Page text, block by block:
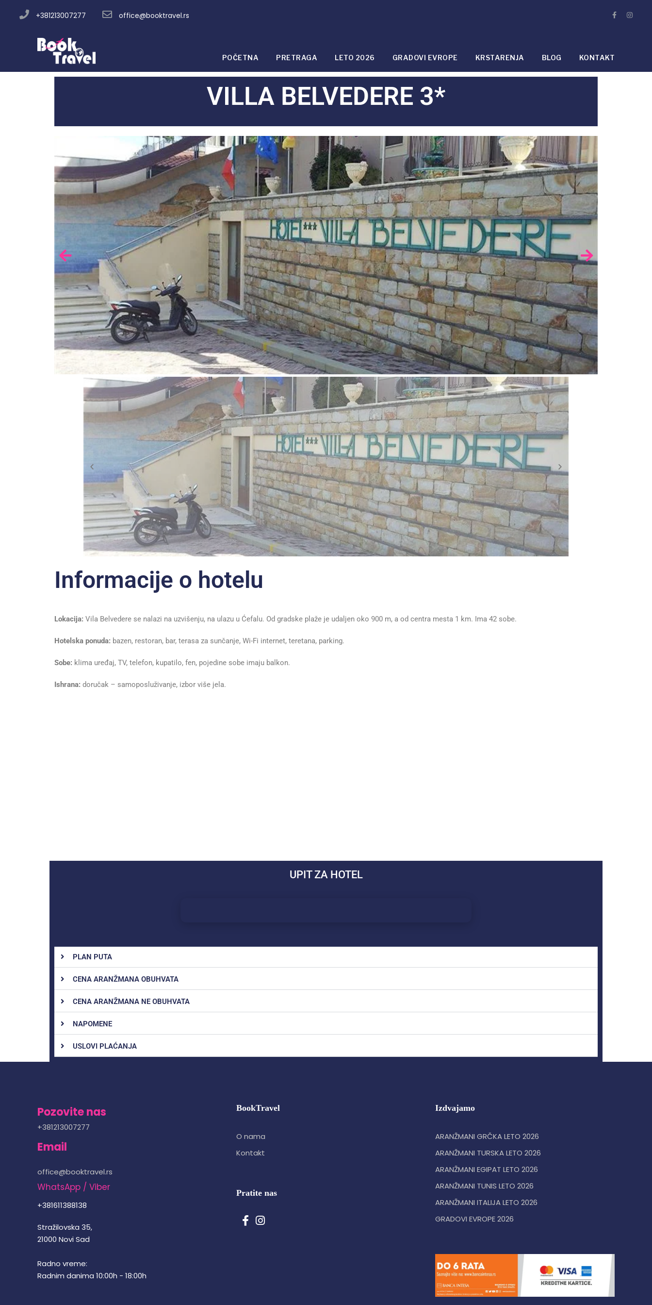
+381213007277 office@booktravel.rs
POČETNA PRETRAGA LETO 2026 GRADOVI EVROPE KRSTARENJA BLOG KONTAKT
VILLA BELVEDERE 3*
Informacije o hotelu
Lokacija: Vila Belvedere se nalazi na uzvišenju, na ulazu u Ćefalu. Od gradske plaže je udaljen oko 900 m, a od centra mesta 1 km. Ima 42 sobe.
Hotelska ponuda: bazen, restoran, bar, terasa za sunčanje, Wi-Fi internet, teretana, parking.
Sobe: klima uređaj, TV, telefon, kupatilo, fen, pojedine sobe imaju balkon.
Ishrana: doručak – samoposluživanje, izbor više jela.
UPIT ZA HOTEL
PLAN PUTA
CENA ARANŽMANA OBUHVATA
CENA ARANŽMANA NE OBUHVATA
NAPOMENE
USLOVI PLAĆANJA
Pozovite nas
+381213007277
Email
office@booktravel.rs
WhatsApp / Viber
+381611388138
Stražilovska 35,
21000 Novi Sad
Radno vreme:
Radnim danima 10:00h - 18:00h
BookTravel
O nama
Kontakt
Pratite nas
Izdvajamo
ARANŽMANI GRČKA LETO 2026
ARANŽMANI TURSKA LETO 2026
ARANŽMANI EGIPAT LETO 2026
ARANŽMANI TUNIS LETO 2026
ARANŽMANI ITALIJA LETO 2026
GRADOVI EVROPE 2026